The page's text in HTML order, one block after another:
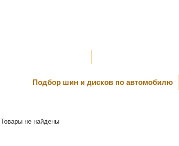
Подбор шин и дисков по автомобилю
Товары не найдены